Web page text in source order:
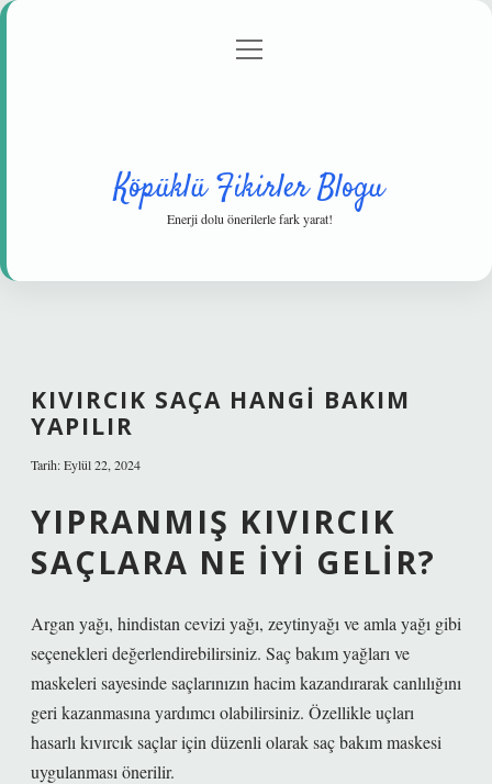
Gizlilik Politikası
menüyü
Köpüklü Fikirler Blogu
Enerji dolu önerilerle fark yarat!
KIVIRCIK SAÇA HANGI BAKIM
YAPILIR
Tarih: Eylül 22, 2024
YIPRANMIŞ KIVIRCIK
SAÇLARA NE IYI GELIR?
Argan yağı, hindistan cevizi yağı, zeytinyağı ve amla yağı gibi
seçenekleri değerlendirebilirsiniz. Saç bakım yağları ve
maskeleri sayesinde saçlarınızın hacim kazandırarak canlılığını
geri kazanmasına yardımcı olabilirsiniz. Özellikle uçları
hasarlı kıvırcık saçlar için düzenli olarak saç bakım maskesi
uygulanması önerilir.